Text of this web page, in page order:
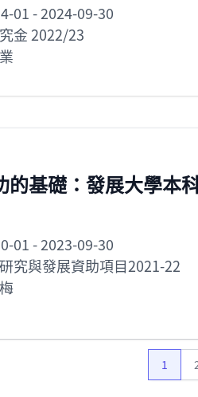
01- 2024-09-30
金 2022/23
的基礎：發展大學本
01- 2023-09-30
究與發展資助項目2021-22
1